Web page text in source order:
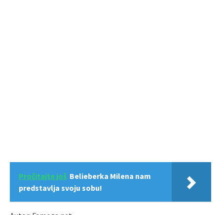
Pročitajte još Belieberka Milena nam
predstavlja svoju sobu!